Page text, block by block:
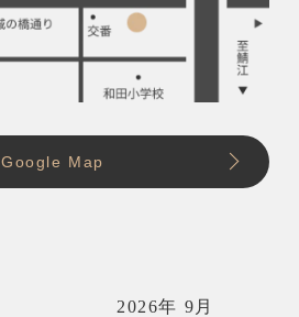
Google Map
2026年 9月